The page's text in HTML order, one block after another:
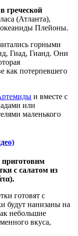
греческой
(Атланта),
океаниды Плейоны.
горными
Гиад, Гианд. Они
как потерпевшего
и вместе с
или
маленького
с салатом из
готовят с
будут нанизаны на
небольшие
вкуса,